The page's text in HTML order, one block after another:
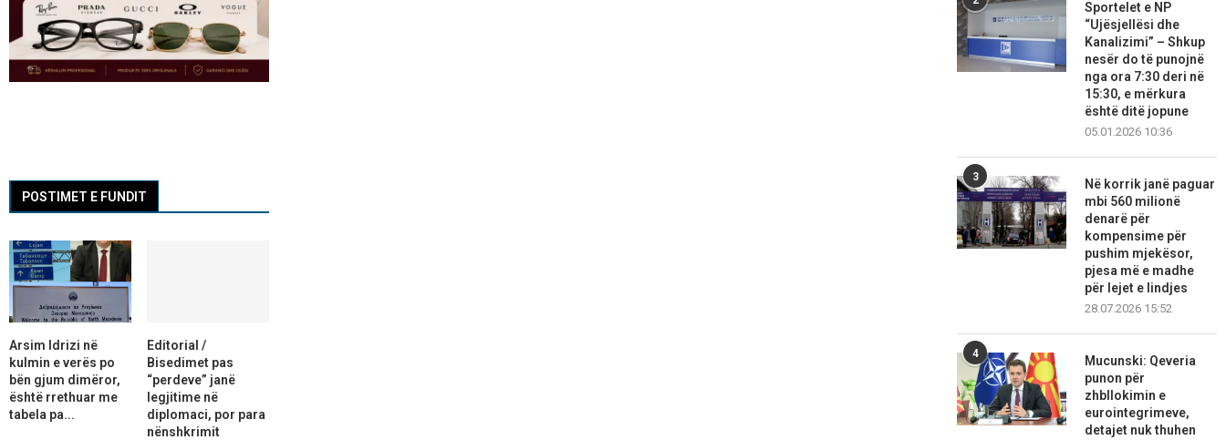
Sportelet e NP
“Ujësjellësi dhe
Kanalizimi” – Shkup
nesër do të punojnë
nga ora 7:30 deri në
15:30, e mërkura
është ditë jopune
05.01.2026 10:36
3
Në korrik janë paguar
mbi 560 milionë
denarë për
kompensime për
pushim mjekësor,
pjesa më e madhe
për lejet e lindjes
28.07.2026 15:52
4
Mucunski: Qeveria
punon për
zhbllokimin e
eurointegrimeve,
detajet nuk thuhen
POSTIMET E FUNDIT
Arsim Idrizi në
kulmin e verës po
bën gjum dimëror,
është rrethuar me
tabela pa...
Editorial /
Bisedimet pas
“perdeve” janë
legjitime në
diplomaci, por para
nënshkrimit